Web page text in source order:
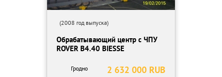
(2008 год выпуска)
Обрабатывающий центр с ЧПУ
ROVER B4.40 BIESSE
2 632 000 RUB
Гродно